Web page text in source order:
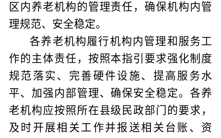
区内养老机构的管理责任，确保机构内管
理规范、安全稳定。
各养老机构履行机构内管理和服务工
作的主体责任，按照本指引要求强化制度
规范落实、完善硬件设施、提高服务水
平、加强内部管理、确保安全稳定。各养
老机构应按照所在县级民政部门的要求，
及时开展相关工作并报送相关台账、资